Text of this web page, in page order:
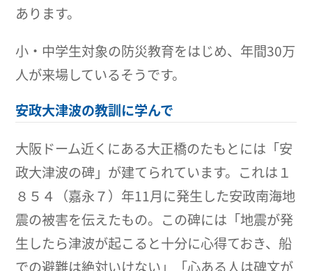
あります。
小・中学生対象の防災教育をはじめ、年間30万
人が来場しているそうです。
安政大津波の教訓に学んで
大阪ドーム近くにある大正橋のたもとには「安
政大津波の碑」が建てられています。これは１
８５４（嘉永７）年11月に発生した安政南海地
震の被害を伝えたもの。この碑には「地震が発
生したら津波が起こると十分に心得ておき、船
での避難は絶対いけない」「心ある人は碑文が